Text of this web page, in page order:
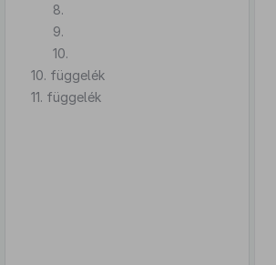
8.
9.
10.
10. függelék
11. függelék